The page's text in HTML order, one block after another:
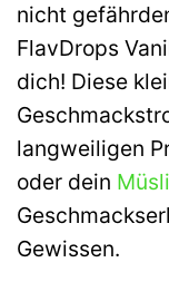
nicht
FlavDrops
dich! Diese
langweiligen
oder dein Müsli
Gewissen.